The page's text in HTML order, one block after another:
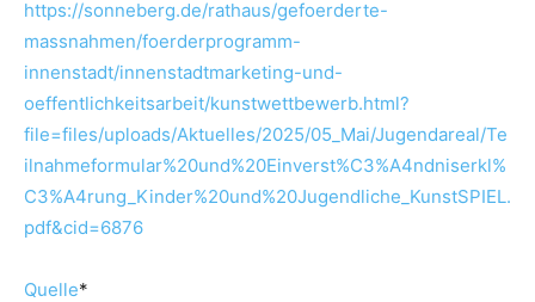
https://sonneberg.de/rathaus/gefoerderte-
massnahmen/foerderprogramm-
innenstadt/innenstadtmarketing-und-
oeffentlichkeitsarbeit/kunstwettbewerb.html?
file=files/uploads/Aktuelles/2025/05_Mai/Jugendareal/Te
ilnahmeformular%20und%20Einverst%C3%A4ndniserkl%
C3%A4rung_Kinder%20und%20Jugendliche_KunstSPIEL.
pdf&cid=6876
Quelle*